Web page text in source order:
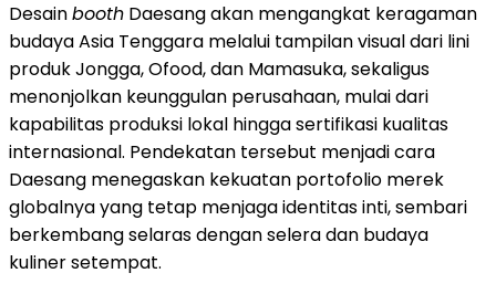
Desainbooth Daesang akan mengangkat keragaman
budaya Asia Tenggara melalui tampilan visual dari lini
produk Jongga, Ofood, dan Mamasuka, sekaligus
menonjolkan keunggulan perusahaan, mulai dari
kapabilitas produksi lokal hingga sertifikasi kualitas
internasional. Pendekatan tersebut menjadi cara
Daesang menegaskan kekuatan portofolio merek
globalnya yang tetap menjaga identitas inti, sembari
berkembang selaras dengan selera dan budaya
kuliner setempat.